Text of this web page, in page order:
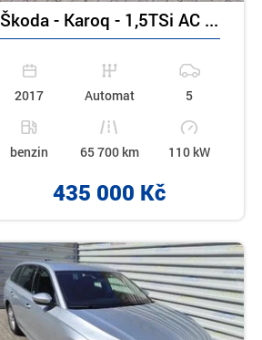
Škoda - Karoq - 1,5TSi AC ...
2017 Automat 5
benzin 65 700 km 110 kW
435 000 Kč